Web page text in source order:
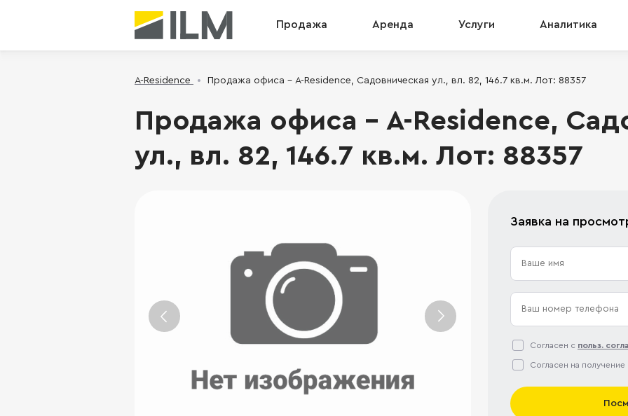
Продажа Аренда Услуги Аналитика
A-Residence Продажа офиса - A-Residence, Садовническая ул., вл. 82, 146.7 кв.м. Лот: 88357
Продажа офиса - A-Residence,
ул., вл. 82, 146.7 кв.м. Лот: 88357
Заявка на
Согласен с польз.
Согласен на получение